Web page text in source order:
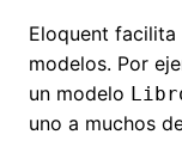
Eloquent
modelos. Por
un modelo
uno a muchos